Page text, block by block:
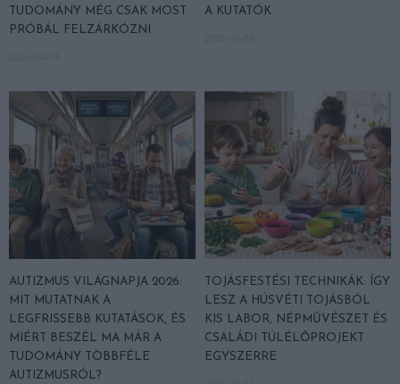
TUDOMÁNY MÉG CSAK MOST
PRÓBÁL FELZÁRKÓZNI
A KUTATÓK
AUTIZMUS VILÁGNAPJA 2026:
MIT MUTATNAK A
LEGFRISSEBB KUTATÁSOK, ÉS
MIÉRT BESZÉL MA MÁR A
TUDOMÁNY TÖBBFÉLE
AUTIZMUSRÓL?
TOJÁSFESTÉSI TECHNIKÁK: ÍGY
LESZ A HÚSVÉTI TOJÁSBÓL
KIS LABOR, NÉPMŰVÉSZET ÉS
CSALÁDI TÚLÉLŐPROJEKT
EGYSZERRE